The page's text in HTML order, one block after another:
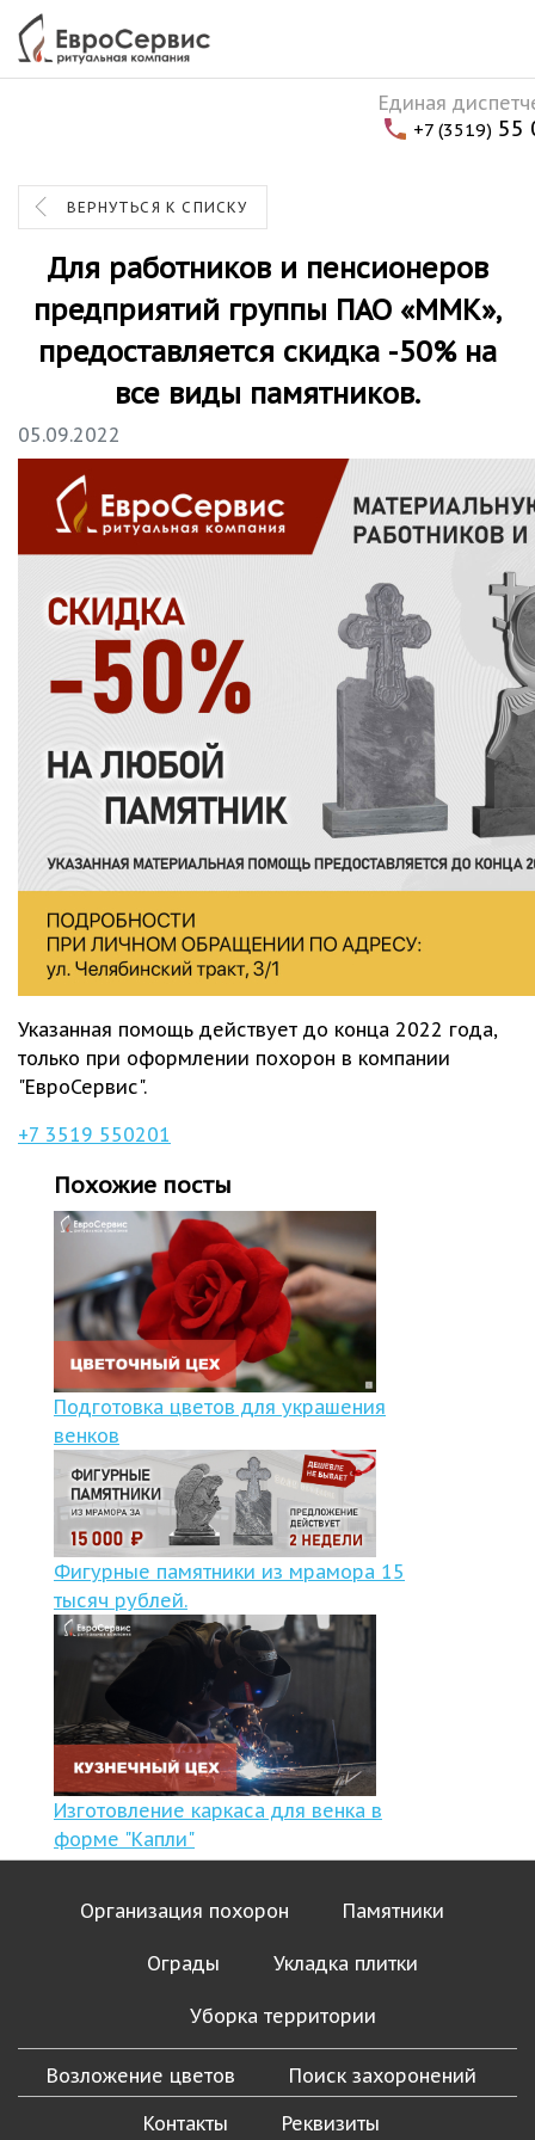
Единая
+7 (3519) 55
ВЕРНУТЬСЯ К СПИСКУ
Для работников и пенсионеров
предприятий группы ПАО «ММК»,
предоставляется скидка -50% на
все виды памятников.
05.09.2022
Указанная помощь действует до конца 2022 года,
только при оформлении похорон в компании
"ЕвроСервис".
+7 3519 550201
Похожие посты
Подготовка цветов для украшения
венков
Фигурные памятники из мрамора 15
тысяч рублей.
Изготовление каркаса для венка в
форме "Капли"
Организация похорон Памятники
Ограды Укладка плитки
Уборка территории
Возложение цветов
Поиск захоронений
Контакты
Реквизиты